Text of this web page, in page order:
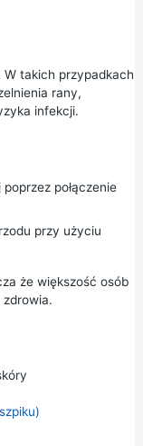
W takich przypadkach
rany,
infekcji.
połączenie
przy użyciu
że większość osób
zdrowia.